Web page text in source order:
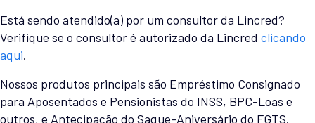
Está sendo atendido(a) por um consultor da Lincred?
Verifique se o consultor é autorizado da Lincred clicando
aqui.
Nossos produtos principais são Empréstimo Consignado
para Aposentados e Pensionistas do INSS, BPC-Loas e
outros, e Antecipação do Saque-Aniversário do FGTS.